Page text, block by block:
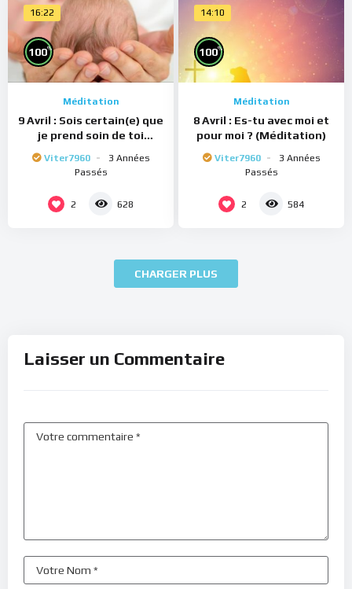
16:22
100%
Méditation
9 Avril : Sois certain(e) que
je prend soin de toi
Viter7960
3 Années
Passés
2 628
14:10
100%
Méditation
8 Avril : Es-tu avec moi et
pour moi ? (Méditation)
Viter7960
3 Années
Passés
2 584
CHARGER PLUS
Laisser un Commentaire